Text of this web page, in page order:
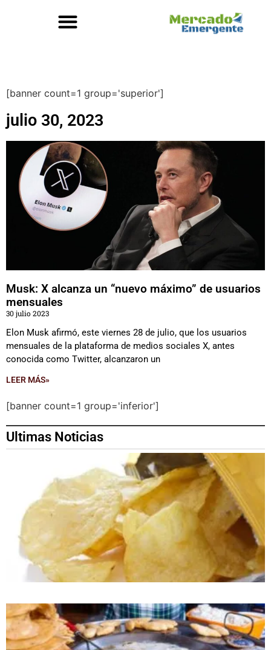
[banner count=1 group='superior']
julio 30, 2023
Musk: X alcanza un “nuevo máximo” de usuarios
mensuales
30 julio 2023
Elon Musk afirmó, este viernes 28 de julio, que los usuarios
mensuales de la plataforma de medios sociales X, antes
conocida como Twitter, alcanzaron un
LEER MÁS»
[banner count=1 group='inferior']
Ultimas Noticias